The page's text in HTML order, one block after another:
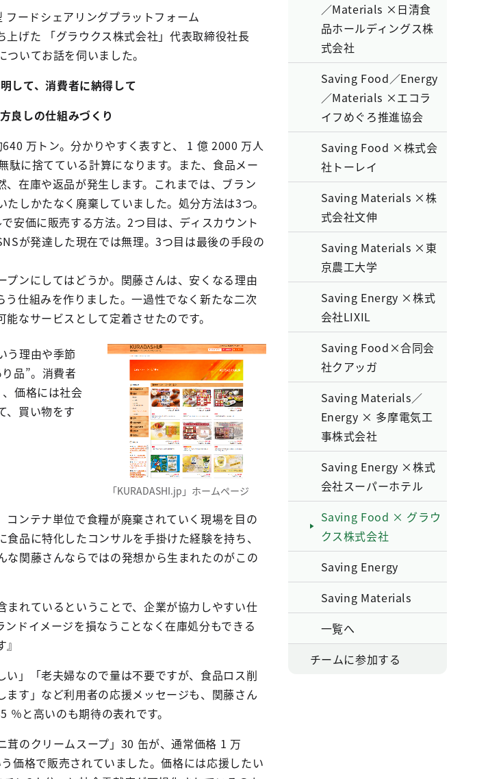
ードシェアリングプラットフォーム
上げた 「グラウクス株式会社」代表取締役社長
いてお話を伺いました。
して、消費者に納得して
良しの仕組みづくり
万トン。分かりやすく表すと、 1 億 2000 万人
に捨てている計算になります。また、食品メー
在庫や返品が発生します。これまでは、ブラン
しかたなく廃棄していました。処分方法は3つ。
安価に販売する方法。2つ目は、ディスカウント
が発達した現在では無理。3つ目は最後の手段の
ンにしてはどうか。関藤さんは、安くなる理由
仕組みを作りました。一過性でなく新たな二次
なサービスとして定着させたのです。
う理由や季節
品”。消費者
価格には社会
、買い物をす
「KURADASHI.jp」ホームページ
ンテナ単位で食糧が廃棄されていく現場を目の
品に特化したコンサルを手掛けた経験を持ち、
関藤さんならではの発想から生まれたのがこの
まれているということで、企業が協力しやすい仕
ドイメージを損なうことなく在庫処分もできる
い」「老夫婦なので量は不要ですが、食品ロス削
す」など利用者の応援メッセージも、関藤さん
と高いのも期待の表れです。
のクリームスープ」30 缶が、通常価格 1 万
価格で販売されていました。価格には応援したい
／Materials ×日清食
品ホールディングス株
式会社
Saving Food／Energy
／Materials ×エコラ
イフめぐろ推進協会
Saving Food ×株式会
社トーレイ
Saving Materials ×株
式会社文伸
Saving Materials ×東
京農工大学
Saving Energy ×株式
会社LIXIL
Saving Food×合同会
社クアッガ
Saving Materials／
Energy × 多摩電気工
事株式会社
Saving Energy ×株式
会社スーパーホテル
Saving Food × グラウ
クス株式会社
Saving Energy
Saving Materials
一覧へ
チームに参加する